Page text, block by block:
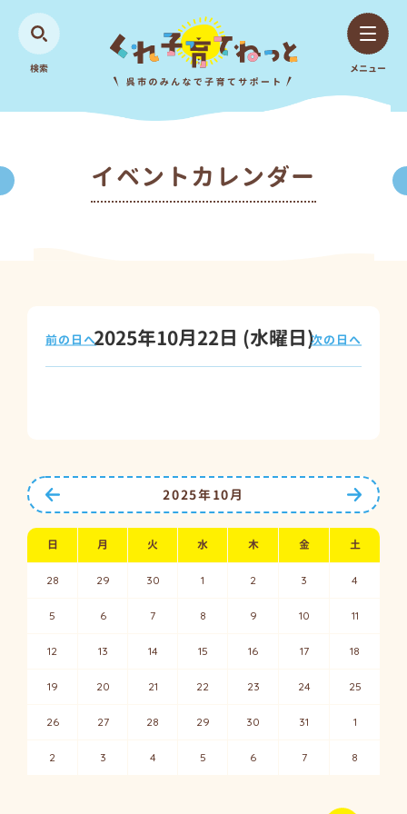
検索 メニュー
イベントカレンダー
2025年10月22日 (水曜日)
前の日へ 次の日へ
次の月
2025年10月
日 月 火 水 木 金 土
28 29 30 1 2 3 4
5 6 7 8 9 10 11
12 13 14 15 16 17 18
19 20 21 22 23 24 25
26 27 28 29 30 31 1
2 3 4 5 6 7 8